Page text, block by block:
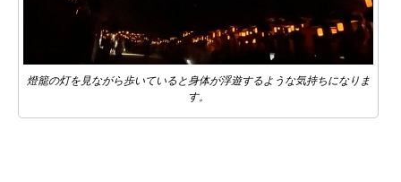
燈籠の灯を見ながら歩いていると身体が浮遊するような気持ちになりま
す。